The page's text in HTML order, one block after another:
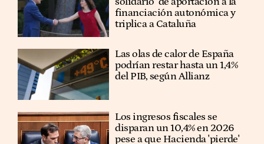
financiación autonómica y
triplica a Cataluña
Las olas de calor de España
podrían restar hasta un 1,4%
del PIB, según Allianz
Los ingresos fiscales se
disparan un 10,4% en 2026
pese a que Hacienda 'pierde'